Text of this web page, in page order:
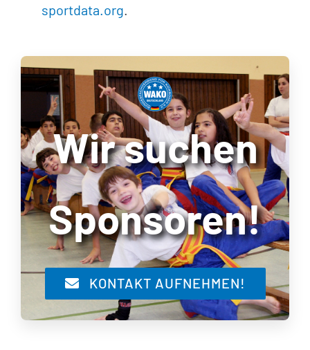
sportdata.org
Wir suchen
Sponsoren!
KONTAKT AUFNEHMEN!